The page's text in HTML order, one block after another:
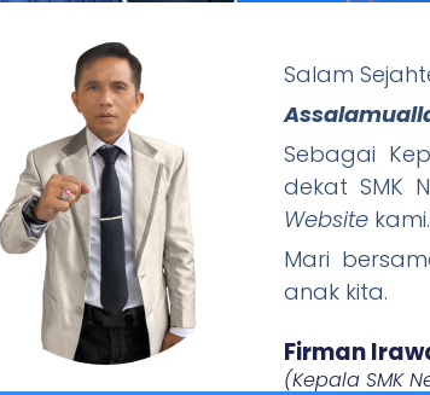
SMKN
" JAWARA (Jago Dina Elmu, Wani
Salam
Sebagai
dekat SMK
Website kami.
Mari
anak kita.
Firman
(Kepala SMK